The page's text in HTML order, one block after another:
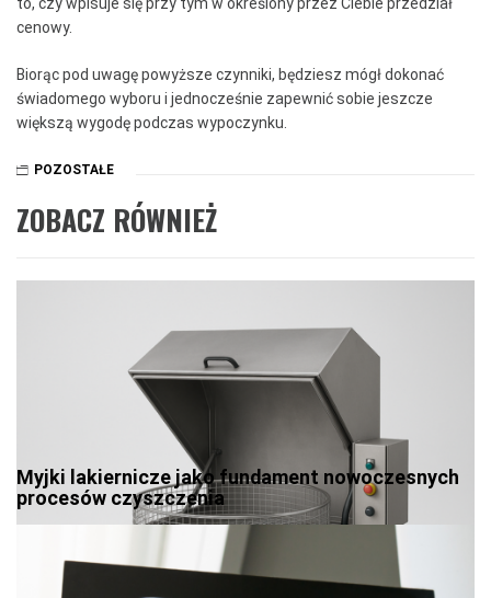
cenowy.
Biorąc pod uwagę powyższe czynniki, będziesz mógł dokonać
świadomego wyboru i jednocześnie zapewnić sobie jeszcze
większą wygodę podczas wypoczynku.
POZOSTAŁE
ZOBACZ RÓWNIEŻ
Myjki lakiernicze jako fundament nowoczesnych
procesów czyszczenia